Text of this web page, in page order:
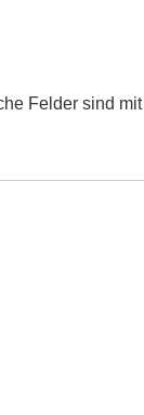
Felder sind mit